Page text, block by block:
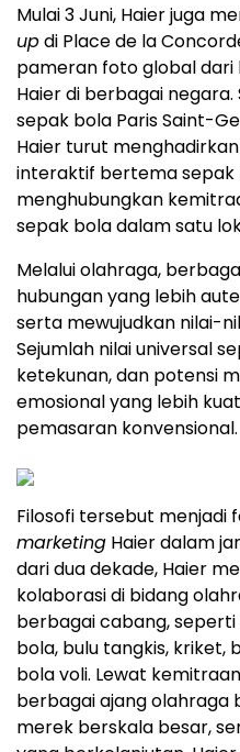
Mulai 3 Juni, Haier juga
updi Place de la
pameran foto global
Haier di berbagai
sepak bola Paris Saint-
Haier turut
interaktif bertema sepak
menghubungkan
sepak bola dalam satu
Melalui olahraga,
hubungan yang lebih
serta mewujudkan nilai-
Sejumlah nilai universal
ketekunan, dan potensi
emosional yang lebih
pemasaran konvensional.
Filosofi tersebut menjadi
marketing Haier dalam
dari dua dekade, Haier
kolaborasi di bidang
berbagai cabang,
bola, bulu tangkis, kriket,
bola voli. Lewat
berbagai ajang olahraga
merek berskala besar,